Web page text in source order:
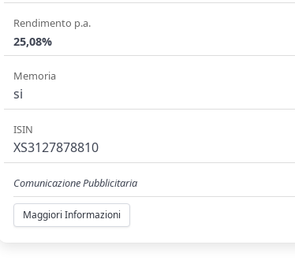
Rendimento p.a.
25,08%
Memoria
si
ISIN
XS3127878810
Comunicazione Pubblicitaria
Maggiori Informazioni